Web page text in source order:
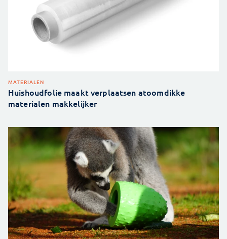
MATERIALEN
Huishoudfolie maakt verplaatsen atoomdikke
materialen makkelijker